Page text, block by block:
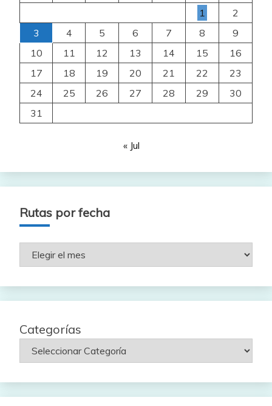
1
2
3
4 5 6 7 8
9
10
11 12 13 14 15
16
17
18 19 20 21 22
23
24
25 26 27 28 29
30
31
« Jul
Rutas por fecha
Rutas
por
Categorías